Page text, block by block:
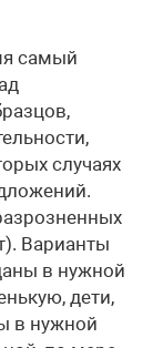
самый
случаях
Варианты
в нужной
дети,
в нужной